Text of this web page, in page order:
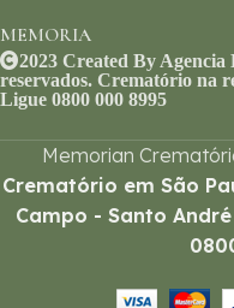
MEMORIA
2023 Created By Agencia
reservados. Crematório na
Ligue 0800 000 8995
Memorian
Crematório em São
Campo - Santo